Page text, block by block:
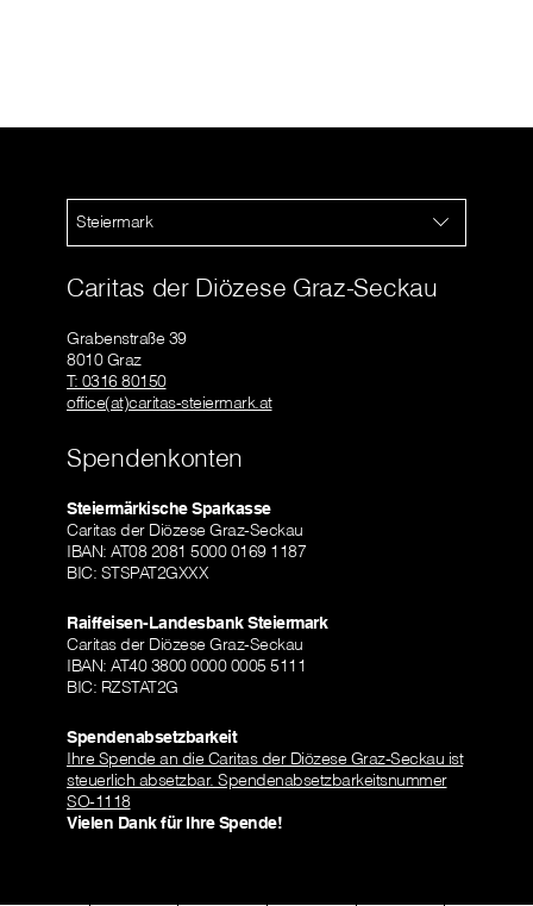
Steiermark
Caritas der Diözese Graz-Seckau
Grabenstraße 39
8010 Graz
T: 0316 80150
office(at)caritas-steiermark.at
Spendenkonten
Steiermärkische Sparkasse
Caritas der Diözese Graz-Seckau
IBAN: AT08 2081 5000 0169 1187
BIC: STSPAT2GXXX
Raiffeisen-Landesbank Steiermark
Caritas der Diözese Graz-Seckau
IBAN: AT40 3800 0000 0005 5111
BIC: RZSTAT2G
Spendenabsetzbarkeit
Ihre Spende an die Caritas der Diözese Graz-Seckau ist
steuerlich absetzbar. Spendenabsetzbarkeitsnummer
SO-1118
Vielen Dank für Ihre Spende!